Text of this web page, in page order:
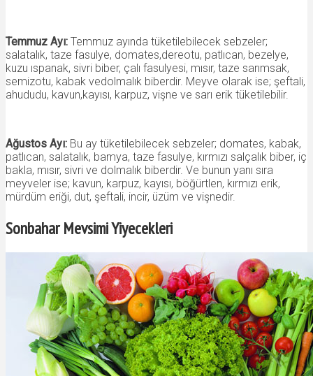
Temmuz Ayı: Temmuz ayında tüketilebilecek sebzeler;
salatalık, taze fasulye, domates,dereotu, patlıcan, bezelye,
kuzu ıspanak, sivri biber, çalı fasulyesi, mısır, taze sarımsak,
semizotu, kabak vedolmalık biberdir. Meyve olarak ise; şeftali,
ahududu, kavun,kayısı, karpuz, vişne ve sarı erik tüketilebilir.
Ağustos Ayı: Bu ay tüketilebilecek sebzeler; domates, kabak,
patlıcan, salatalık, bamya, taze fasulye, kırmızı salçalık biber, iç
bakla, mısır, sivri ve dolmalık biberdir. Ve bunun yanı sıra
meyveler ise; kavun, karpuz, kayısı, böğürtlen, kırmızı erik,
mürdüm eriği, dut, şeftali, incir, üzüm ve vişnedir.
Sonbahar Mevsimi Yiyecekleri